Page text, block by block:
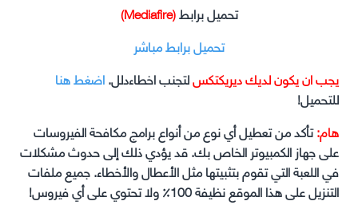
تحميل برابط(Mediafire)
تحميل برابط مباشر
يجب ان يكون لديك ديريكتكسلتجنب اخطاءدلل.اضغط هنا
للتحميل!
هام:تأكد من تعطيل أي نوع من أنواع برامج مكافحة الفيروسات
على جهاز الكمبيوتر الخاص بك. قد يؤدي ذلك إلى حدوث مشكلات
في اللعبة التي تقوم بتثبيتها مثل الأعطال والأخطاء. جميع ملفات
التنزيل على هذا الموقع نظيفة 100٪ ولا تحتوي على أي فيروس!